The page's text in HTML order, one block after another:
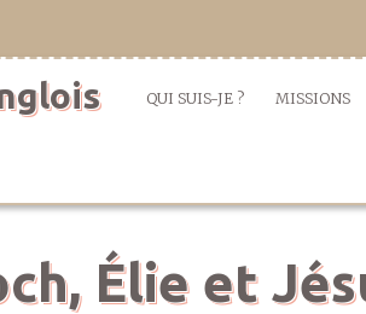
QUI SUIS-JE ? MISSIONS
Élie et